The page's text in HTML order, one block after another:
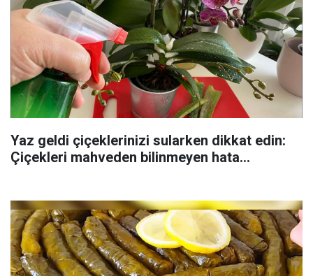
Yaz geldi çiçeklerinizi sularken dikkat edin:
Çiçekleri mahveden bilinmeyen hata...